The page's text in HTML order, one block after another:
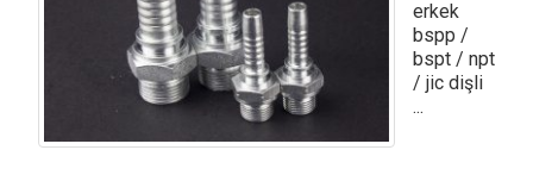
erkek
bspp /
bspt / npt
/ jic dişli
...